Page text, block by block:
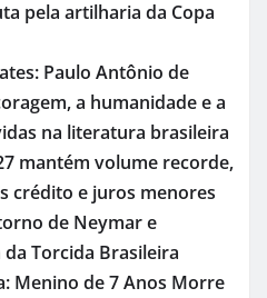
pela artilharia da Copa
Paulo Antônio de
a humanidade e a
na literatura brasileira
mantém volume recorde,
crédito e juros menores
de Neymar e
da Torcida Brasileira
Menino de 7 Anos Morre